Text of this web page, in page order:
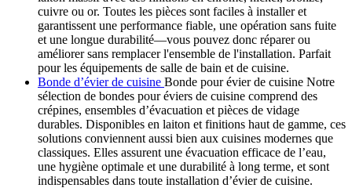
cuivre ou or. Toutes les pièces sont faciles à installer et
garantissent une performance fiable, une opération sans fuite
et une longue durabilité—vous pouvez donc réparer ou
améliorer sans remplacer l'ensemble de l'installation. Parfait
pour les équipements de salle de bain et de cuisine.
Bonde d’évier de cuisine Bonde pour évier de cuisine Notre
sélection de bondes pour éviers de cuisine comprend des
crépines, ensembles d’évacuation et pièces de vidage
durables. Disponibles en laiton et finitions haut de gamme, ces
solutions conviennent aussi bien aux cuisines modernes que
classiques. Elles assurent une évacuation efficace de l’eau,
une hygiène optimale et une durabilité à long terme, et sont
indispensables dans toute installation d’évier de cuisine.